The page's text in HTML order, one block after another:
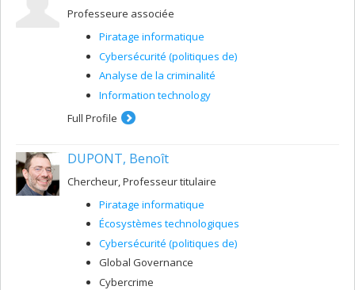
Professeure associée
Piratage informatique
Cybersécurité (politiques de)
Analyse de la criminalité
Information technology
Full Profile
DUPONT, Benoît
Chercheur, Professeur titulaire
Piratage informatique
Écosystèmes technologiques
Cybersécurité (politiques de)
Global Governance
Cybercrime